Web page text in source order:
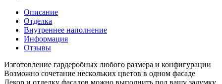
Описание
Отделка
Внутреннее наполнение
Информация
Отзывы
Изготовление гардеробных любого размера и конфигурации
Возможно сочетание нескольких цветов в одном фасаде
Декор и отделку фасадов можно выполнить под вашу задумку